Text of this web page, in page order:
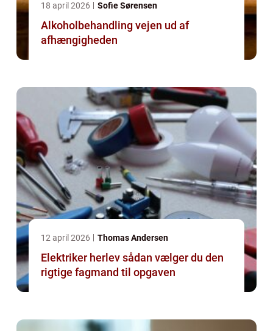
18 april 2026 Sofie Sørensen
Alkoholbehandling vejen ud af
afhængigheden
12 april 2026 Thomas Andersen
Elektriker herlev sådan vælger du den
rigtige fagmand til opgaven